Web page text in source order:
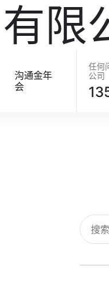
限
沟通金年
会
任何
公司